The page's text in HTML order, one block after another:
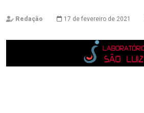
Redação 17 de fevereiro de 2021